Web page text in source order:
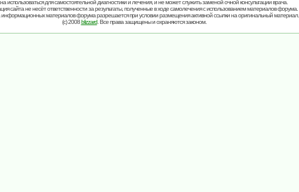
использоваться для самостоятельной диагностики и лечения, и не может служить заменой очной консультации врача.
сайта не несёт ответственности за результаты, полученные в ходе самолечения с использованием материалов форума.
информационных материалов форума разрешается при условии размещения активной ссылки на оригинальный материал.
(c) 2008blizzard. Все права защищены и охраняются законом.